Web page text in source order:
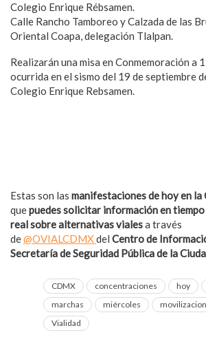
Colegio Enrique Rébsamen.
Calle Rancho Tamboreo y Calzada de las
Oriental Coapa, delegación Tlalpan.
Realizarán una misa en Conmemoración a
ocurrida en el sismo del 19 de septiembre
Colegio Enrique Rebsamen.
Estas son las manifestaciones de hoy en la
quepuedes solicitar información en tiempo
real sobre alternativas vialesa través
de@OVIALCDMXdel Centro de
Secretaría de Seguridad Pública de la
CDMX concentraciones hoy
marchas
miércoles
Vialidad